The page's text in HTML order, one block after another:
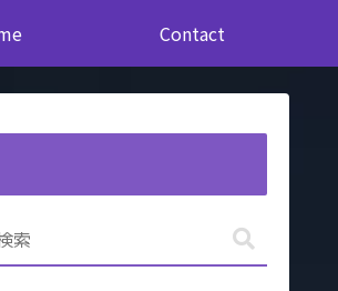
Contact